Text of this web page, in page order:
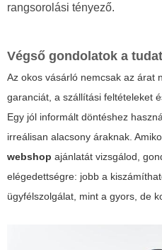
rangsorolási tényező.
Végső gondolatok a
Az okos vásárló nemcsak az árat
garanciát, a szállítási feltételeket
Egy jól informált döntéshez
irreálisan alacsony áraknak.
webshop ajánlatát vizsgálod,
elégedettségre: jobb a
ügyfélszolgálat, mint a gyors, de